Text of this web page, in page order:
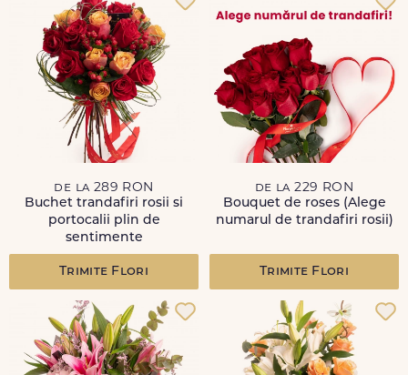
de la 289 RON
Buchet trandafiri rosii si
portocalii plin de
sentimente
Trimite Flori
de la 229 RON
Bouquet de roses (Alege
numarul de trandafiri rosii)
Trimite Flori